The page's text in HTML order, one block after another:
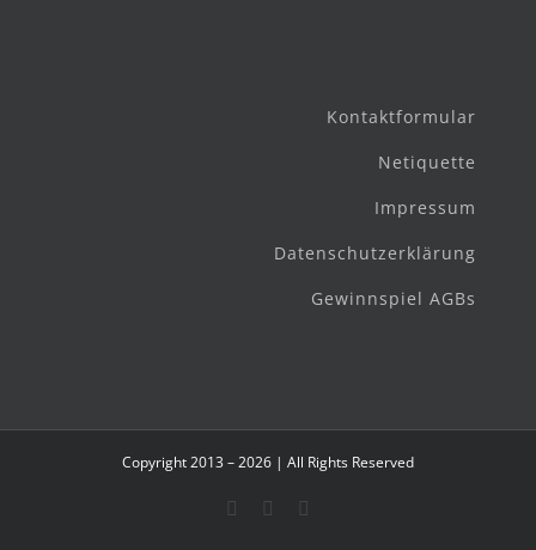
Kontaktformular
Netiquette
Impressum
Datenschutzerklärung
Gewinnspiel AGBs
Copyright 2013 – 2026 | All Rights Reserved
FacebookInstagram